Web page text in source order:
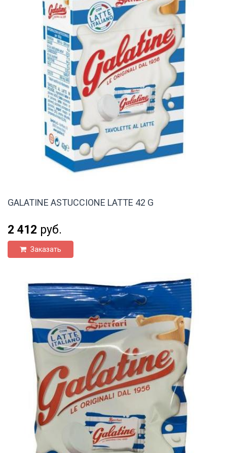
GALATINE ASTUCCIONE LATTE 42 G
2 412 руб.
Заказать